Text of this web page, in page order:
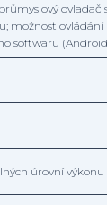
ovladač
možnost
softwaru
úrovní